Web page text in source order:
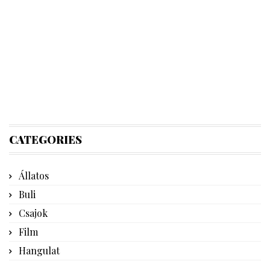
CATEGORIES
Állatos
Buli
Csajok
Film
Hangulat